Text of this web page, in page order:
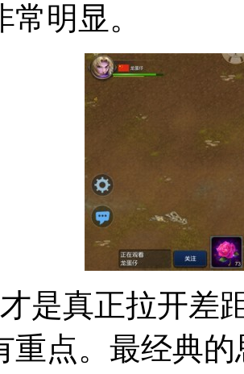
明显。
是真正拉开差
重点。最经典